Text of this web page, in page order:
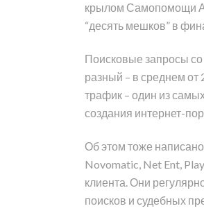
крылом Самопомощи
“десять мешков” в
Поисковые запросы
разный – в среднем от
трафик – один из
создания интернет-
Об этом тоже
Novomatic, Net Ent,
клиента. Они
поисков и судебных